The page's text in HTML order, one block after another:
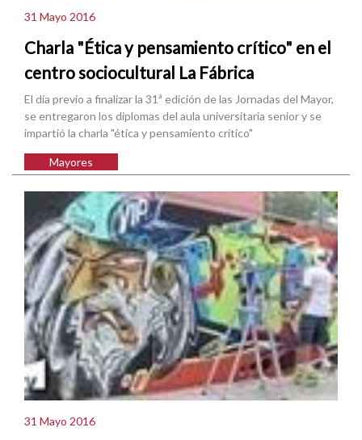
31 Mayo 2016
Charla "Ética y pensamiento crítico" en el
centro sociocultural La Fábrica
El día previo a finalizar la 31ª edición de las Jornadas del Mayor,
se entregaron los diplomas del aula universitaria senior y se
impartió la charla "ética y pensamiento crítico"
Mayores
31 Mayo 2016